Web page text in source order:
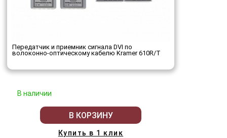
Передатчик и приемник сигнала DVI по
волоконно-оптическому кабелю Kramer 610R/T
В наличии
В КОРЗИНУ
Купить в 1 клик